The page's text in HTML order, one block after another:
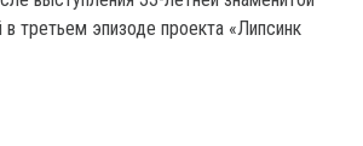
третьем эпизоде проекта «Липсинк